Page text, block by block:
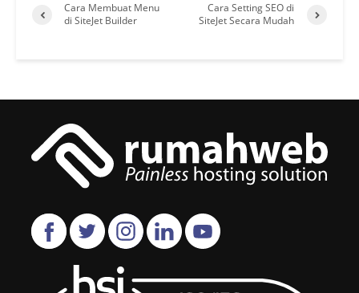
Cara Membuat Menu
di SiteJet Builder
Cara Setting SEO di
SiteJet Secara Mudah